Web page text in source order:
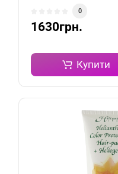
0
1630грн.
Купити